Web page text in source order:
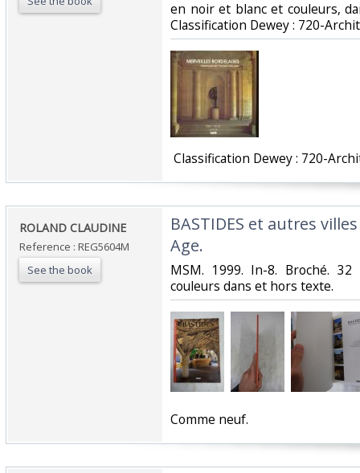
en noir et blanc et couleurs,
Classification Dewey : 720-
Classification Dewey : 720-
‎ROLAND CLAUDINE ‎
Reference : REG5604M
See the book
‎BASTIDES et autres
Age. ‎
‎MSM. 1999. In-8. Broché.
couleurs dans et hors texte.‎
‎Comme neuf. ‎